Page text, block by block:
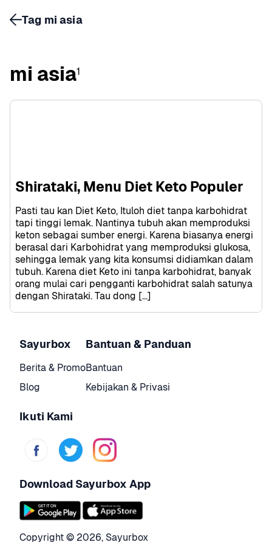
mi asia1
Shirataki, Menu Diet Keto Populer
Pasti tau kan Diet Keto, Ituloh diet tanpa karbohidrat
tapi tinggi lemak. Nantinya tubuh akan memproduksi
keton sebagai sumber energi. Karena biasanya energi
berasal dari Karbohidrat yang memproduksi glukosa,
sehingga lemak yang kita konsumsi didiamkan dalam
tubuh. Karena diet Keto ini tanpa karbohidrat, banyak
orang mulai cari pengganti karbohidrat salah satunya
dengan Shirataki. Tau dong […]
Sayurbox
Berita & Promo
Blog
Bantuan & Panduan
Bantuan
Kebijakan & Privasi
Ikuti Kami
Download Sayurbox App
Copyright © 2026, Sayurbox
Tag mi asia